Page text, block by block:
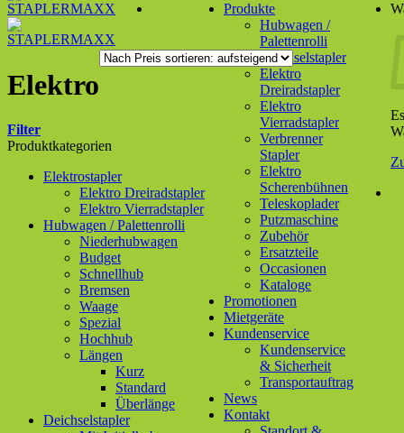
Produkte
Hubwagen /
Palettenrolli
Deichselstapler
Elektro
Dreiradstapler
Elektro
Vierradstapler
Verbrenner
Stapler
Elektro
Scherenbühnen
Teleskoplader
Putzmaschine
Zubehör
Ersatzteile
Occasionen
Kataloge
Promotionen
Mietgeräte
Kundenservice
Kundenservice
& Sicherheit
Transportauftrag
News
Kontakt
Elektro
Filter
Produktkategorien
Elektrostapler
Elektro Dreiradstapler
Elektro Vierradstapler
Hubwagen / Palettenrolli
Niederhubwagen
Budget
Schnellhub
Bremsen
Waage
Spezial
Hochhub
Längen
Kurz
Standard
Überlänge
Deichselstapler